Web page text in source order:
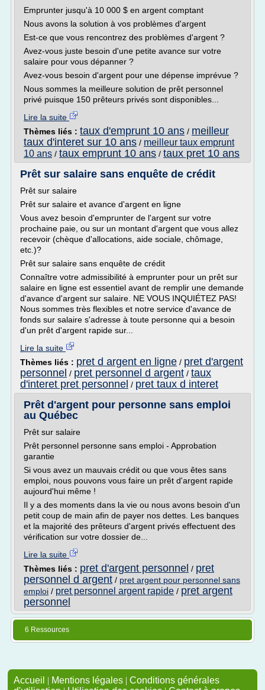
Emprunter jusqu'à 10 000 $ en argent comptant
Nous avons la solution à vos problèmes d'argent
Est-ce que vous rencontrez des problèmes d'argent ?
Avez-vous juste besoin d'une petite avance sur votre
salaire pour vous dépanner ?
Avez-vous besoin d'argent pour une dépense imprévue ?
Nous sommes la meilleure solution de prêt personnel
privé puisque 150 prêteurs privés sont disponibles...
Lire la suite
Thèmes liés : taux d'emprunt 10 ans / meilleur
taux d'interet sur 10 ans / meilleur taux emprunt
10 ans / taux emprunt 10 ans / taux pret 10 ans
Prêt sur salaire sans enquête de crédit
Prêt sur salaire
Prêt sur salaire et avance d'argent en ligne
Vous avez besoin d'emprunter de l'argent sur votre
prochaine paie, ou sur un montant d'argent que vous allez
recevoir (chèque d'allocations, aide sociale, chômage,
etc.)?
Prêt sur salaire sans enquête de crédit
Connaître votre admissibilité à emprunter pour un prêt sur
salaire en ligne est essentiel avant de remplir une demande
d'avance d'argent sur salaire. NE VOUS INQUIÉTEZ PAS!
Nous sommes très flexibles et notre service d'avance de
fonds sur salaire s'adresse à toute personne qui a besoin
d'un prêt d'argent rapide sur...
Lire la suite
Thèmes liés : pret d argent en ligne / pret d'argent
personnel / pret personnel d argent / taux
d'interet pret personnel / pret taux d interet
Prêt d'argent pour personne sans emploi
au Québec
Prêt sur salaire
Prêt personnel personne sans emploi - Approbation
garantie
Si vous avez un mauvais crédit ou que vous êtes sans
emploi, nous pouvons vous faire un prêt d'argent rapide
aujourd'hui même !
Il y a des moments dans la vie ou nous avons besoin d'un
petit coup de main afin de payer nos dettes. Les banques
et la majorité des prêteurs d'argent privés effectuent des
vérification sur votre dossier de...
Lire la suite
Thèmes liés : pret d'argent personnel / pret
personnel d argent / pret argent pour personnel sans
emploi / pret personnel argent rapide / pret argent
personnel
6 Ressources
Accueil | Mentions légales | Conditions générales